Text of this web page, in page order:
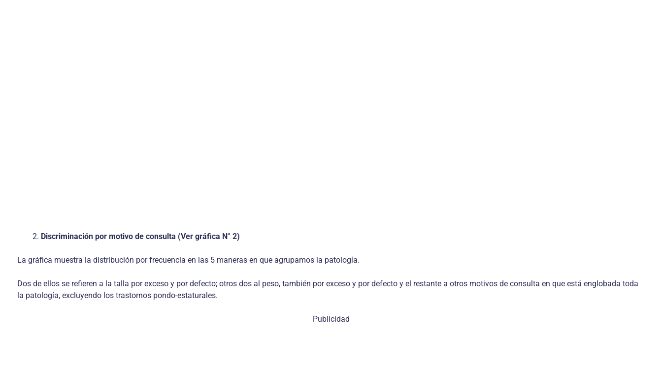
Discriminación por motivo de consulta (Ver gráfica N° 2)
La gráfica muestra la distribución por frecuencia en las 5 maneras en que agrupamos la patología.
Dos de ellos se refieren a la talla por exceso y por defecto; otros dos al peso, también por exceso y por defecto y el restante a otros motivos de consulta en que está englobada toda
la patología, excluyendo los trastornos pondo-estaturales.
Publicidad